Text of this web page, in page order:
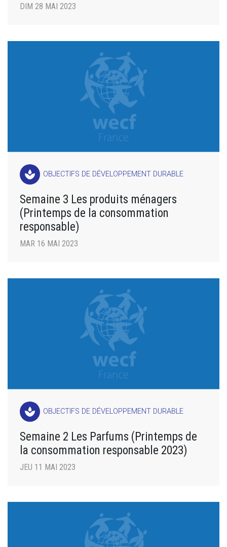
DIM 28 MAI 2023
spa OBJECTIFS DE DÉVELOPPEMENT DURABLE
Semaine 3 Les produits ménagers
(Printemps de la consommation
responsable)
MAR 16 MAI 2023
spa OBJECTIFS DE DÉVELOPPEMENT DURABLE
Semaine 2 Les Parfums (Printemps de
la consommation responsable 2023)
JEU 11 MAI 2023